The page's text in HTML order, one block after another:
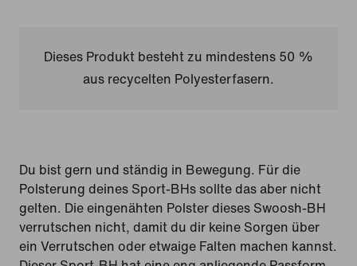
Dieses Produkt besteht zu mindestens 50 %
aus recycelten Polyesterfasern.
Du bist gern und ständig in Bewegung. Für die
Polsterung deines Sport-BHs sollte das aber nicht
gelten. Die eingenähten Polster dieses Swoosh-BH
verrutschen nicht, damit du dir keine Sorgen über
ein Verrutschen oder etwaige Falten machen kannst.